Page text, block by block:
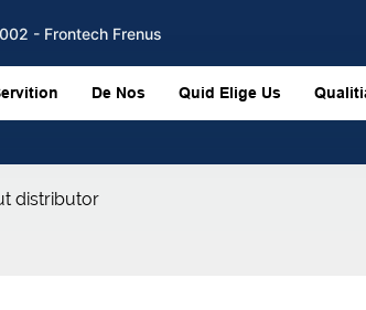
- Frontech Frenus
De Nos Quid Elige Us
distributor